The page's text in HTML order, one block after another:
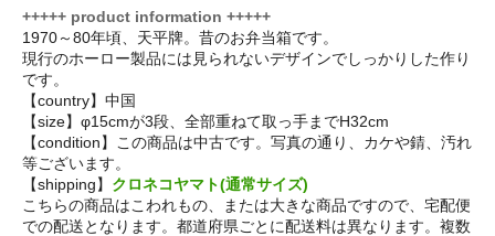
+++++ product information +++++
1970～80年頃、天平牌。昔のお弁当箱です。
現行のホーロー製品には見られないデザインでしっかりした作り
です。
【country】中国
【size】φ15cmが3段、全部重ねて取っ手までH32cm
【condition】この商品は中古です。写真の通り、カケや錆、汚れ
等ございます。
【shipping】 クロネコヤマト(通常サイズ)
こちらの商品はこわれもの、または大きな商品ですので、宅配便
での配送となります。都道府県ごとに配送料は異なります。複数